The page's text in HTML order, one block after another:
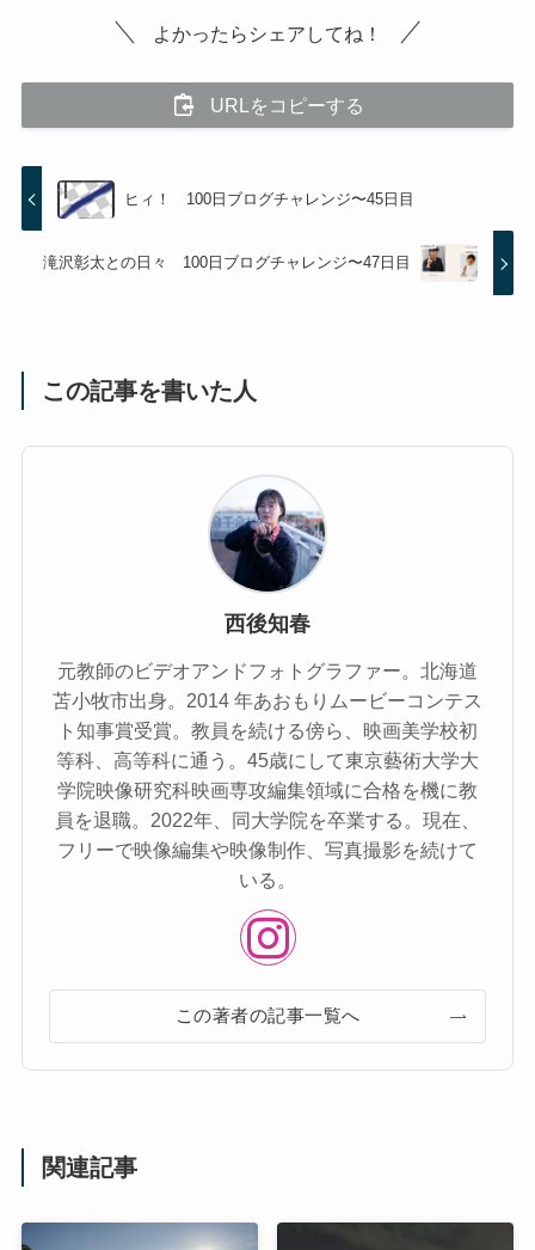
よかったらシェアしてね！
URLをコピーする
ヒィ！ 100日ブログチャレンジ〜45日目
滝沢彰太との日々 100日ブログチャレンジ〜47日目
この記事を書いた人
西後知春
元教師のビデオアンドフォトグラファー。北海道
苫⼩牧市出⾝。2014 年あおもりムービーコンテス
ト知事賞受賞。教員を続ける傍ら、映画美学校初
等科、⾼等科に通う。45歳にして東京藝術⼤学⼤
学院映像研究科映画専攻編集領域に合格を機に教
員を退職。2022年、同⼤学院を卒業する。現在、
フリーで映像編集や映像制作、写真撮影を続けて
いる。
この著者の記事一覧へ
関連記事